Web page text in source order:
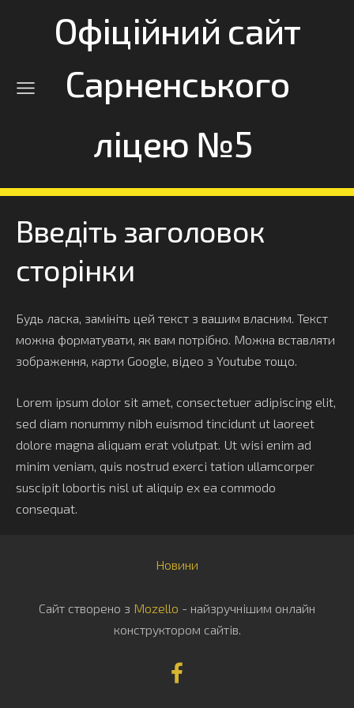
Офіційний сайт
Сарненського
ліцею №5
Введіть заголовок
сторінки
Будь ласка, замініть цей текст з вашим власним. Текст
можна форматувати, як вам потрібно. Можна вставляти
зображення, карти Google, відео з Youtube тощо.
Lorem ipsum dolor sit amet, consectetuer adipiscing elit,
sed diam nonummy nibh euismod tincidunt ut laoreet
dolore magna aliquam erat volutpat. Ut wisi enim ad
minim veniam, quis nostrud exerci tation ullamcorper
suscipit lobortis nisl ut aliquip ex ea commodo
consequat.
Новини
Сайт створено з Mozello - найзручнішим онлайн
конструктором сайтів.